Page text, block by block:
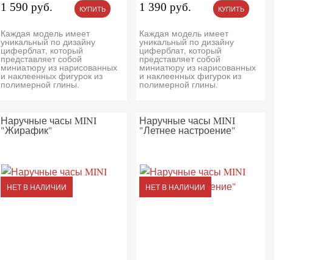
1 590 руб. КУПИТЬ
Каждая модель имеет
уникальный по дизайну
циферблат, который
представляет собой
миниатюру из нарисованных
и наклеенных фигурок из
полимерной глины.
1 390 руб. КУПИТЬ
Каждая модель имеет
уникальный по дизайну
циферблат, который
представляет собой
миниатюру из нарисованных
и наклеенных фигурок из
полимерной глины.
Наручные часы MINI
"Жирафик"
НЕТ В НАЛИЧИИ
Наручные часы MINI
"Летнее настроение"
НЕТ В НАЛИЧИИ